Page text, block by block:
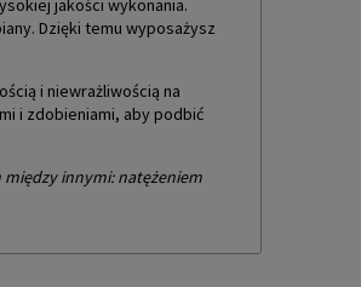
jakości wykonania.
Dzięki temu wyposażysz
i niewrażliwością na
i zdobieniami, aby podbić
między innymi: natężeniem